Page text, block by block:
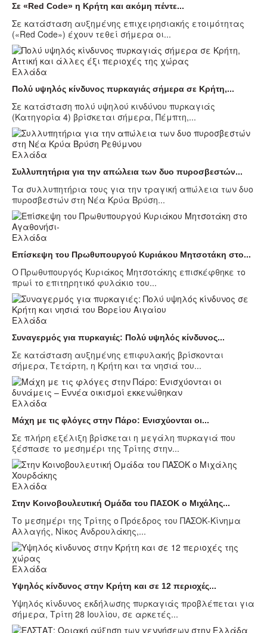
Σε «Red Code» η Κρήτη και ακόμη πέντε...
Σε κατάσταση αυξημένης επιχειρησιακής ετοιμότητας
(«Red Code») έχουν τεθεί σήμερα οι...
Ελλάδα
Πολύ υψηλός κίνδυνος πυρκαγιάς σήμερα σε Κρήτη,...
Σε κατάσταση πολύ υψηλού κινδύνου πυρκαγιάς
(Κατηγορία 4) βρίσκεται σήμερα, Πέμπτη,...
Ελλάδα
Συλλυπητήρια για την απώλεια των δυο πυροσβεστών...
Τα συλλυπητήρια τους για την τραγική απώλεια των δυο
πυροσβεστών στη Νέα Κρύα Βρύση...
Ελλάδα
Επίσκεψη του Πρωθυπουργού Κυριάκου Μητσοτάκη στο...
Ο Πρωθυπουργός Κυριάκος Μητσοτάκης επισκέφθηκε το
πρωί το επιτηρητικό φυλάκιο του...
Ελλάδα
Συναγερμός για πυρκαγιές: Πολύ υψηλός κίνδυνος...
Σε κατάσταση αυξημένης επιφυλακής βρίσκονται
σήμερα, Τετάρτη, η Κρήτη και τα νησιά του...
Ελλάδα
Μάχη με τις φλόγες στην Πάρο: Ενισχύονται οι...
Σε πλήρη εξέλιξη βρίσκεται η μεγάλη πυρκαγιά που
ξέσπασε το μεσημέρι της Τρίτης στην...
Ελλάδα
Στην Κοινοβουλευτική Ομάδα του ΠΑΣΟΚ ο Μιχάλης...
Το μεσημέρι της Τρίτης ο Πρόεδρος του ΠΑΣΟΚ-Κίνημα
Αλλαγής, Νίκος Ανδρουλάκης,...
Ελλάδα
Υψηλός κίνδυνος στην Κρήτη και σε 12 περιοχές...
Υψηλός κίνδυνος εκδήλωσης πυρκαγιάς προβλέπεται για
σήμερα, Τρίτη 28 Ιουλίου, σε αρκετές...